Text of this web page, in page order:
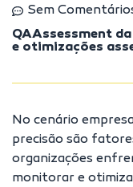
Sem
QAAssessment
e otimizações
No cenário
precisão são
organizações
monitorar e